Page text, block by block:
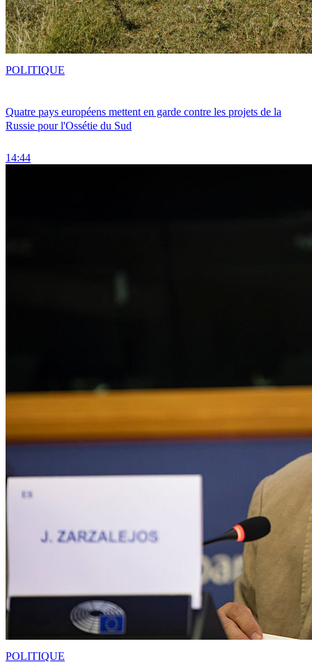
Quatre pays européens mettent en garde contre les projets de la
Russie pour l'Ossétie du Sud
14:44
POLITIQUE
POLITIQUE